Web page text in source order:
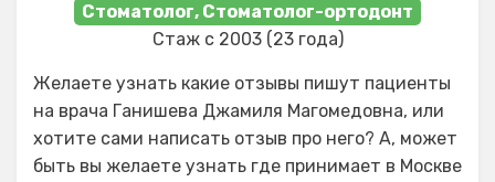
Стоматолог, Стоматолог-ортодонт
Стаж с 2003 (23 года)
Желаете узнать какие отзывы пишут пациенты
на врача Ганишева Джамиля Магомедовна, или
хотите сами написать отзыв про него? А, может
быть вы желаете узнать где принимает в Москве